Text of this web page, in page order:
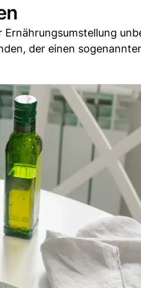
Ernährungsumstellung
der einen